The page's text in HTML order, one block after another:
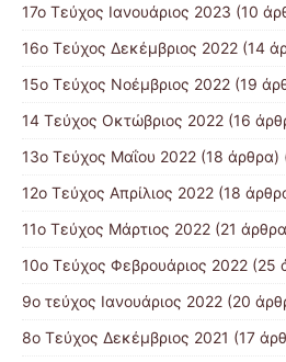
17ο Τεύχος Ιανουάριος 2023 (10
16ο Τεύχος Δεκέμβριος 2022 (14
15o Τεύχος Νοέμβριος 2022 (19
14 Tεύχος Οκτώβριος 2022 (16
13ο Τεύχος Μαΐου 2022 (18 άρθρα)
12ο Τεύχος Απρίλιος 2022 (18
11o Tεύχος Μάρτιος 2022 (21
10o Tεύχος Φεβρουάριος 2022 (25
9o τεύχος Ιανουάριος 2022 (20
8o Tεύχος Δεκέμβριος 2021 (17